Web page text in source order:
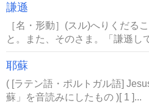
謙遜
［名・形動］(スル)へりくだる
と。また、そのさま。「謙遜し
耶蘇
( [ラテン語・ポルトガル語]
蘇」を音読みにしたもの )[ 1 ]...